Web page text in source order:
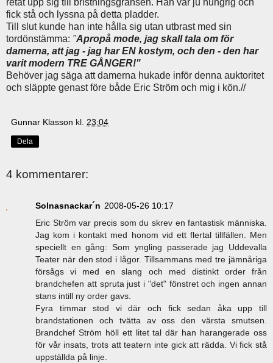
fick stå och lyssna på detta pladder.
Till slut kunde han inte hålla sig utan utbrast med sin
tordönstämma: "Apropå mode, jag skall tala om för
damerna, att jag - jag har EN kostym, och den - den har
varit modern TRE GÅNGER!"
Behöver jag säga att damerna hukade inför denna auktoritet
och släppte genast före både Eric Ström och mig i kön.//
Gunnar Klasson kl. 23:04
Dela
4 kommentarer:
Solnasnackar´n 2008-05-26 10:17
Eric Ström var precis som du skrev en fantastisk människa.
Jag kom i kontakt med honom vid ett flertal tillfällen. Men
speciellt en gång: Som yngling passerade jag Uddevalla
Teater när den stod i lågor. Tillsammans med tre jämnåriga
försågs vi med en slang och med distinkt order från
brandchefen att spruta just i "det" fönstret och ingen annan
stans intill ny order gavs.
Fyra timmar stod vi där och fick sedan åka upp till
brandstationen och tvätta av oss den värsta smutsen.
Brandchef Ström höll ett litet tal där han harangerade oss
för vår insats, trots att teatern inte gick att rädda. Vi fick stå
uppställda på linje.